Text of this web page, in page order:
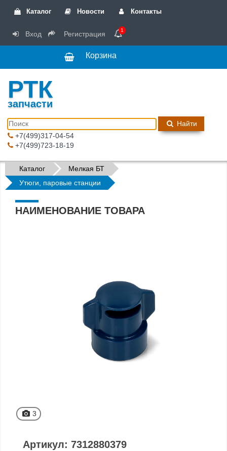
Каталог Новости Контакты
Вход Регистрация 1
Корзина
РТК
запчасти
Найти
+7(499)317-04-54
+7(499)723-18-19
Каталог
Мелкая БТ
Утюги, паровые станции
НАИМЕНОВАНИЕ ТОВАРА
3
Артикул: 7312880379